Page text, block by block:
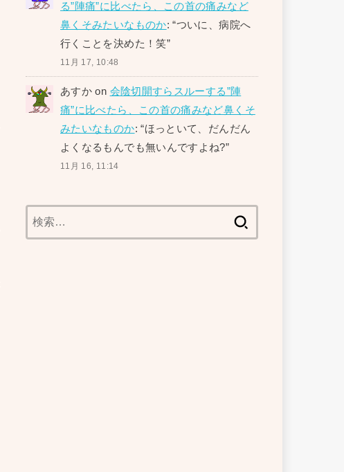
る”陣痛”に比べたら、この首の痛みなど
鼻くそみたいなものか: “ついに、病院へ
行くことを決めた！笑”
11月 17, 10:48
あすか on 会陰切開すらスルーする”陣
痛”に比べたら、この首の痛みなど鼻くそ
みたいなものか: “ほっといて、だんだん
よくなるもんでも無いんですよね?”
11月 16, 11:14